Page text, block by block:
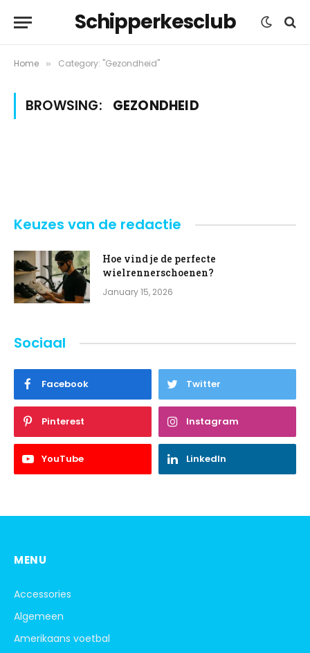
Schipperkesclub
Home » Category: "Gezondheid"
BROWSING: GEZONDHEID
Keuzes van de redactie
Hoe vind je de perfecte
wielrennerschoenen?
January 15, 2026
Sociaal
Facebook Twitter
Pinterest Instagram
YouTube LinkedIn
MENU
Accessories
Algemeen
Amerikaans voetbal